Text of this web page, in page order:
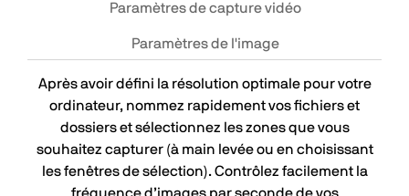
Paramètres de capture vidéo
Paramètres de l'image
Après avoir défini la résolution optimale pour votre
ordinateur, nommez rapidement vos fichiers et
dossiers et sélectionnez les zones que vous
souhaitez capturer (à main levée ou en choisissant
les fenêtres de sélection). Contrôlez facilement la